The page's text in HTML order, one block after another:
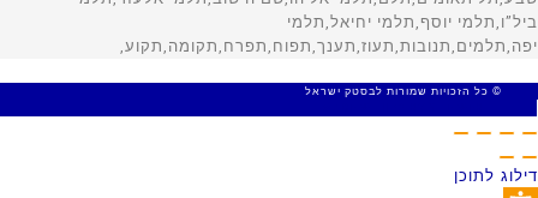
© כל הזכויות שמורות לבסטק ישראל
דילוג לתוכן